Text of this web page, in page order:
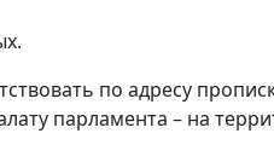
по адресу
парламента – на